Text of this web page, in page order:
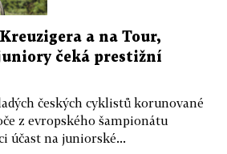
a na Tour,
čeká prestižní
českých cyklistů korunované
z evropského šampionátu
účast na juniorské...